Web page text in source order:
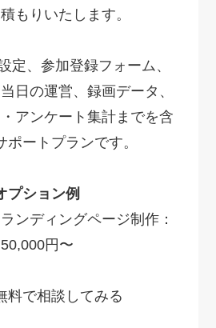
もりいたします。
定、参加登録フォーム、
日の運営、録画データ、
アンケート集計までを含
ポートプランです。
プション例
ンディングページ制作：
50,000円〜
料で相談してみる